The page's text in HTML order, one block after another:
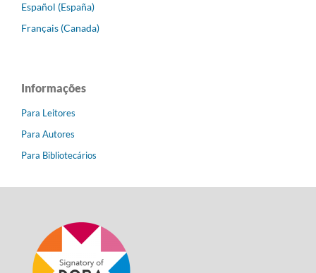
Español (España)
Français (Canada)
Informações
Para Leitores
Para Autores
Para Bibliotecários